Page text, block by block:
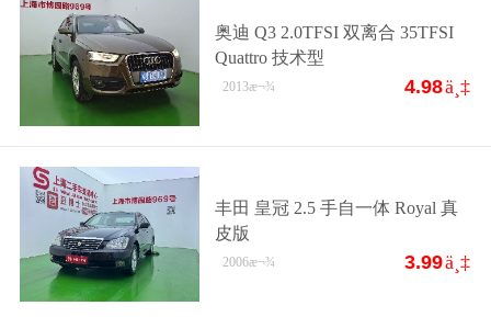
奥迪 Q3 2.0TFSI 双离合 35TFSI
Quattro 技术型
4.98ä¸‡
2013æ¬¾
丰田 皇冠 2.5 手自一体 Royal 真
皮版
3.99ä¸‡
2006æ¬¾